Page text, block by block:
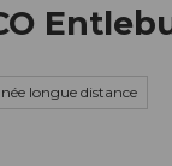
longue distance